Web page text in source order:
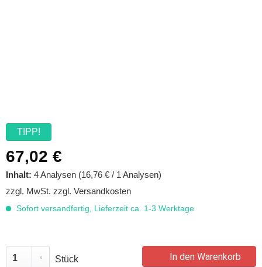
TIPP!
67,02 €
Inhalt: 4 Analysen (16,76 € / 1 Analysen)
zzgl. MwSt. zzgl. Versandkosten
Sofort versandfertig, Lieferzeit ca. 1-3 Werktage
Stück In den Warenkorb